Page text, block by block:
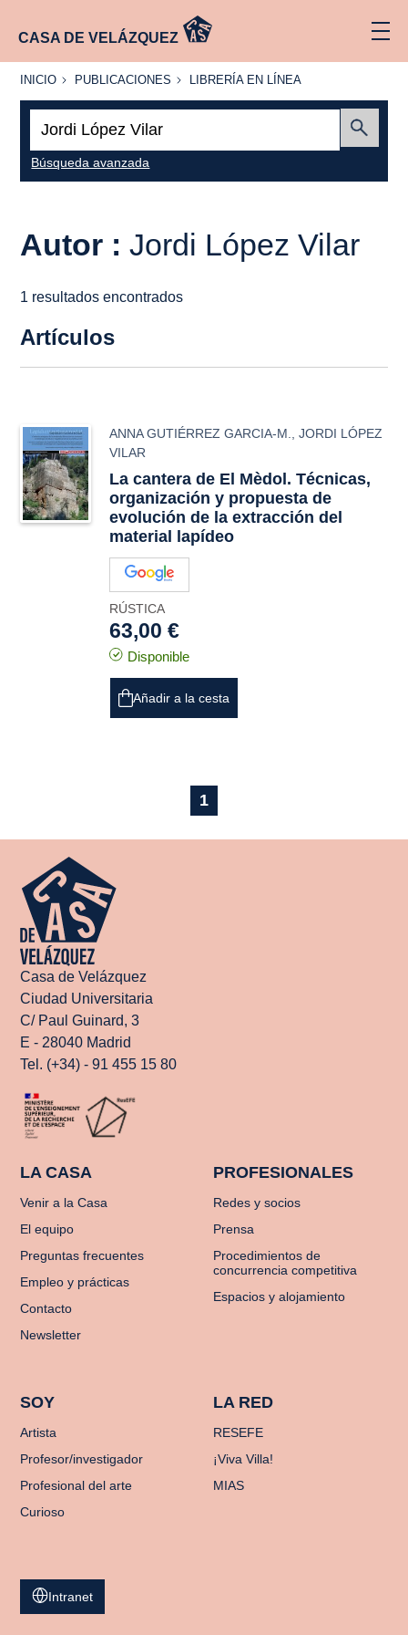
CASA DE VELÁZQUEZ
INICIO
INICIO PUBLICACIONES
PUBLICACIONES
LIBRERÍA
LÍNEA
LIBRERÍA EN LÍNEA
Búsqueda avanzada
Autor :Jordi López Vilar
1 resultados encontrados
Artículos
ANNA GUTIÉRREZ GARCIA-M. ,JORDI LÓPEZ
VILAR
La cantera de El Mèdol. Técnicas,
organización y propuesta de
evolución de la extracción del
material lapídeo
RÚSTICA
63,00 €
Disponible
Añadir a la cesta
1
Casa de Velázquez
Ciudad Universitaria
C/ Paul Guinard, 3
E - 28040 Madrid
Tel. (+34) - 91 455 15 80
LA CASA
Venir a la Casa
El equipo
Preguntas frecuentes
Empleo y prácticas
Contacto
Newsletter
PROFESIONALES
Redes y socios
Prensa
Procedimientos de
concurrencia competitiva
Espacios y alojamiento
SOY
Artista
Profesor/investigador
Profesional del arte
Curioso
LA RED
RESEFE
¡Viva Villa!
MIAS
Intranet